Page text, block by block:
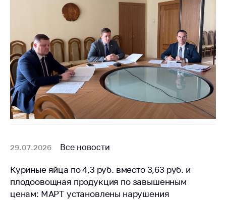
29.07.2026 Все новости
Куриные яйца по 4,3 руб. вместо 3,63 руб. и
плодоовощная продукция по завышенным
ценам: МАРТ установлены нарушения